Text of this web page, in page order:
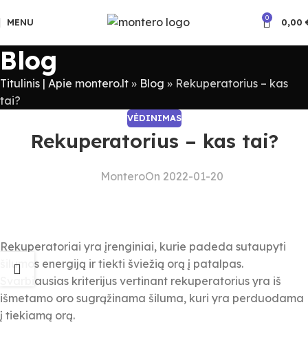
MENU 0 0,00
Blog
Titulinis | Apie montero.lt » Blog » Rekuperatorius – kas
tai?
VĖDINIMAS
Rekuperatorius – kas tai?
MonteroOn 2022-01-20
Rekuperatoriai yra įrenginiai, kurie padeda sutaupyti
šilumos energiją ir tiekti šviežią orą į patalpas.
Svarbiausias kriterijus vertinant rekuperatorius yra iš
išmetamo oro sugrąžinama šiluma, kuri yra perduodama
į tiekiamą orą.